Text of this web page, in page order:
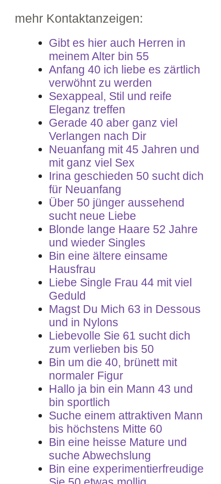
mehr Kontaktanzeigen:
Gibt es hier auch Herren in
meinem Alter bin 55
Anfang 40 ich liebe es zärtlich
verwöhnt zu werden
Sexappeal, Stil und reife
Eleganz treffen
Gerade 40 aber ganz viel
Verlangen nach Dir
Neuanfang mit 45 Jahren und
mit ganz viel Sex
Irina geschieden 50 sucht dich
für Neuanfang
Über 50 jünger aussehend
sucht neue Liebe
Blonde lange Haare 52 Jahre
und wieder Singles
Bin eine ältere einsame
Hausfrau
Liebe Single Frau 44 mit viel
Geduld
Magst Du Mich 63 in Dessous
und in Nylons
Liebevolle Sie 61 sucht dich
zum verlieben bis 50
Bin um die 40, brünett mit
normaler Figur
Hallo ja bin ein Mann 43 und
bin sportlich
Suche einem attraktiven Mann
bis höchstens Mitte 60
Bin eine heisse Mature und
suche Abwechslung
Bin eine experimentierfreudige